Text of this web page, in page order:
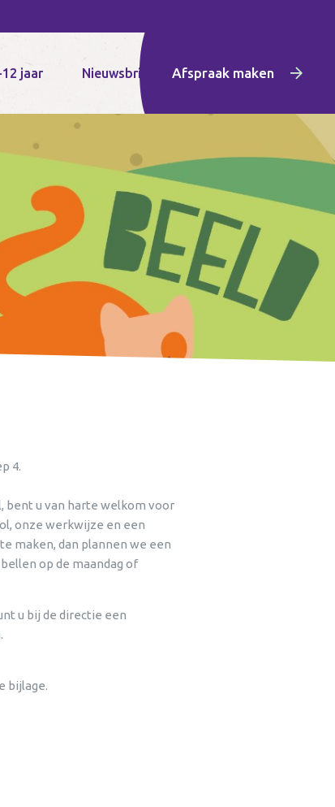
jaar Nieuwsbrief Afspraak maken
4.
bent u van harte welkom voor
onze werkwijze en een
maken, dan plannen we een
op de maandag of
u bij de directie een
bijlage.